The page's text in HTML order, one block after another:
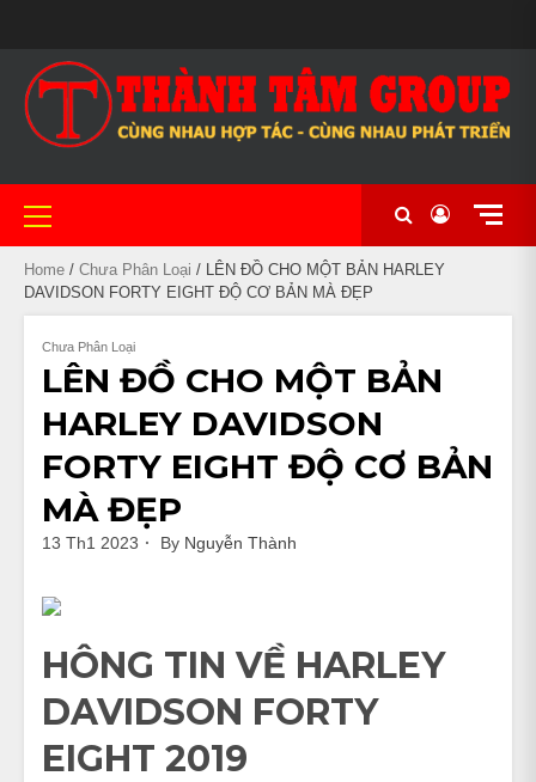
content
HÀNH
ĐỒSÁCH
BẢO
MẬT
XE
MÁY
CHẤT
(KHÔNG
ĐỀ)
ĐA
DẠNG
DÒNG
XE
NHẬP
KHẨU
CHẠY
LƯỚT
CÔN
TAY
THỂ
THAO
NỮ
ĐẸP
KHỐI
LỚN
KHÁCH
SẠN
UY
TÍN
TẠI
Primary
Menu
Home / Chưa Phân Loại / LÊN ĐỒ CHO MỘT BẢN HARLEY
DAVIDSON FORTY EIGHT ĐỘ CƠ BẢN MÀ ĐẸP
Chưa Phân Loại
LÊN ĐỒ CHO MỘT BẢN
HARLEY DAVIDSON
FORTY EIGHT ĐỘ CƠ BẢN
MÀ ĐẸP
13 Th1 2023 By Nguyễn Thành
HÔNG TIN VỀ HARLEY
DAVIDSON FORTY
EIGHT 2019